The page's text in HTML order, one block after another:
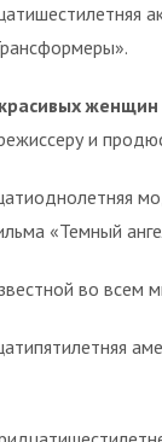
и
«Темный
во всем